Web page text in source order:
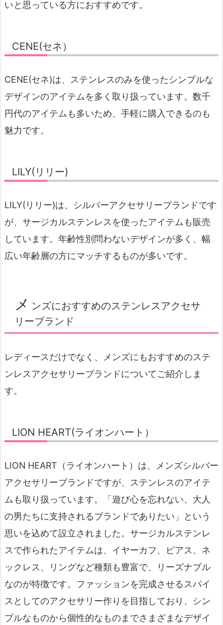
いと思っている方におすすめです。
CENE(セネ）
CENE(セネ)は、ステンレスのみを使ったシンプルな
デザインのアイテムを多く取り扱っています。数千
円代のアイテムも多いため、手軽に購入できるのも
魅力です。
LILY(リリー)
LILY(リリー)は、シルバーアクセサリーブランドです
が、サージカルステンレスを使ったアイテムも販売
しています。年齢性別問わないデザインが多く、幅
広い年齢層の方にマッチするものが多いです。
メ ンズにおすすめのステンレスアクセサ
リーブランド
レディースだけでなく、メンズにもおすすめのステ
ンレスアクセサリーブランドについてご紹介しま
す。
LION HEART(ライオンハート）
LION HEART（ライオンハート）は、メンズシルバー
アクセサリーブランドですが、ステンレスのアイテ
ムも取り扱っています。「遊び心を忘れない、大人
の男たちに支持されるブランドでありたい」という
思いを込めて設立されました。サージカルステンレ
スで作られたアイテムは、イヤーカフ、ピアス、ネ
ックレス、リングなど種類も豊富で、リーズナブル
なのが特徴です。ファッションを完成させるスパイ
スとしてのアクセサリー作りを目指しており、シン
プルなものから個性的なものまでさまざまなデザイ